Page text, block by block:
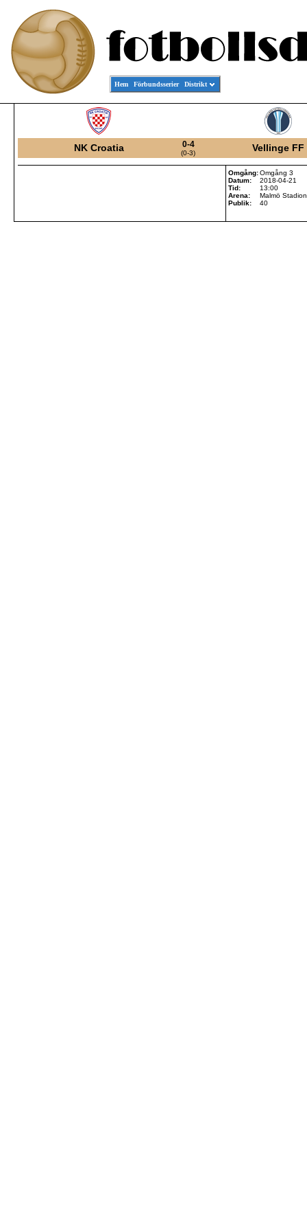
Hem Förbundsserier Distrikt
NK Croatia 0-4
(0-3) Vellinge FF
Omgång:Omgång 3
Datum:
2018-04-21
Tid:
13:00
Arena:
Malmö
Publik:
40